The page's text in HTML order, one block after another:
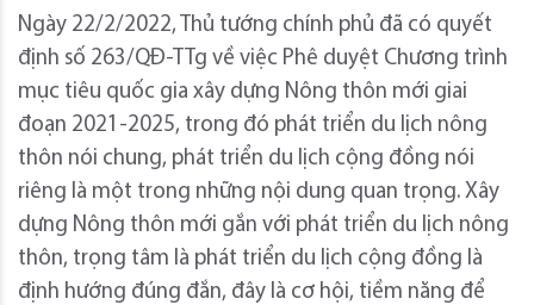
Ngày 22/2/2022, Thủ tướng chính phủ đã có quyết
định số 263/QĐ-TTg về việc Phê duyệt Chương trình
mục tiêu quốc gia xây dựng Nông thôn mới giai
đoạn 2021-2025, trong đó phát triển du lịch nông
thôn nói chung, phát triển du lịch cộng đồng nói
riêng là một trong những nội dung quan trọng. Xây
dựng Nông thôn mới gắn với phát triển du lịch nông
thôn, trọng tâm là phát triển du lịch cộng đồng là
định hướng đúng đắn, đây là cơ hội, tiềm năng để